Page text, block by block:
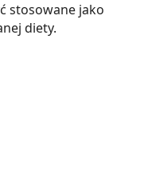
stosowane jako
diety.